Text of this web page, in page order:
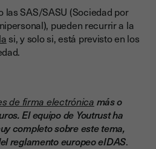
SAS/SASU (Sociedad por
pueden recurrir a la
si, y solo si, está previsto en los
de firma electrónica más o
El equipo de Youtrust ha
completo sobre este tema,
reglamento europeo eIDAS.